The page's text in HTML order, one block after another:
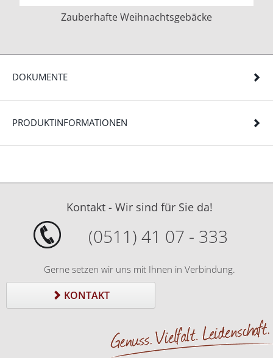
Zauberhafte Weihnachtsgebäcke
DOKUMENTE
PRODUKTINFORMATIONEN
Kontakt - Wir sind für Sie da!
(0511) 41 07 - 333
Gerne setzen wir uns mit Ihnen in Verbindung.
KONTAKT